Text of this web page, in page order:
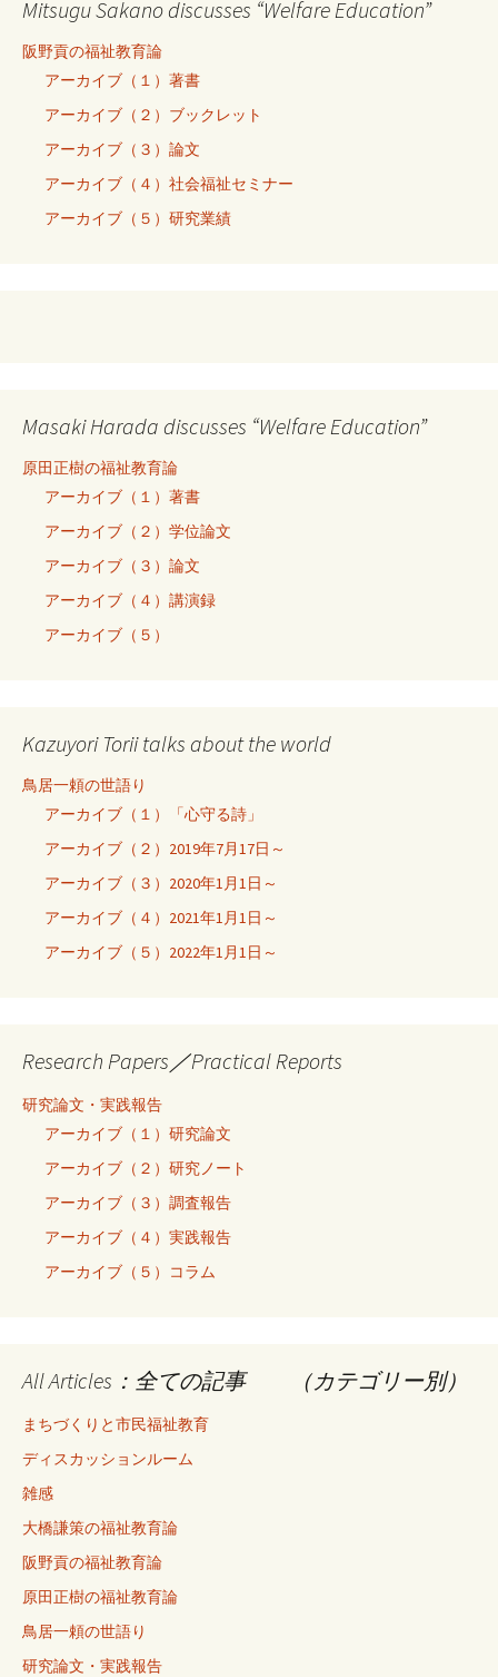
Mitsugu Sakano discusses “Welfare Education”
阪野貢の福祉教育論
アーカイブ（１）著書
アーカイブ（２）ブックレット
アーカイブ（３）論文
アーカイブ（４）社会福祉セミナー
アーカイブ（５）研究業績
Masaki Harada discusses “Welfare Education”
原田正樹の福祉教育論
アーカイブ（１）著書
アーカイブ（２）学位論文
アーカイブ（３）論文
アーカイブ（４）講演録
アーカイブ（５）
Kazuyori Torii talks about the world
鳥居一頼の世語り
アーカイブ（１）「心守る詩」
アーカイブ（２）2019年7月17日～
アーカイブ（３）2020年1月1日～
アーカイブ（４）2021年1月1日～
アーカイブ（５）2022年1月1日～
Research Papers／Practical Reports
研究論文・実践報告
アーカイブ（１）研究論文
アーカイブ（２）研究ノート
アーカイブ（３）調査報告
アーカイブ（４）実践報告
アーカイブ（５）コラム
All Articles：全ての記事 （カテゴリー別）
まちづくりと市民福祉教育
ディスカッションルーム
雑感
大橋謙策の福祉教育論
阪野貢の福祉教育論
原田正樹の福祉教育論
鳥居一頼の世語り
研究論文・実践報告